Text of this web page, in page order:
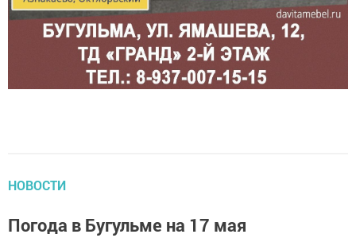
НОВОСТИ
Погода в Бугульме на 17 мая